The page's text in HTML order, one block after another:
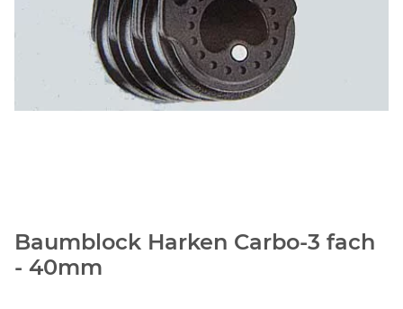
Baumblock Harken Carbo-3 fach
- 40mm